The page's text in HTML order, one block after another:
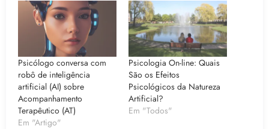
Psicólogo conversa com
robô de inteligência
artificial (AI) sobre
Acompanhamento
Terapêutico (AT)
Em "Artigo"
Psicologia On-line: Quais
São os Efeitos
Psicológicos da Natureza
Artificial?
Em "Todos"